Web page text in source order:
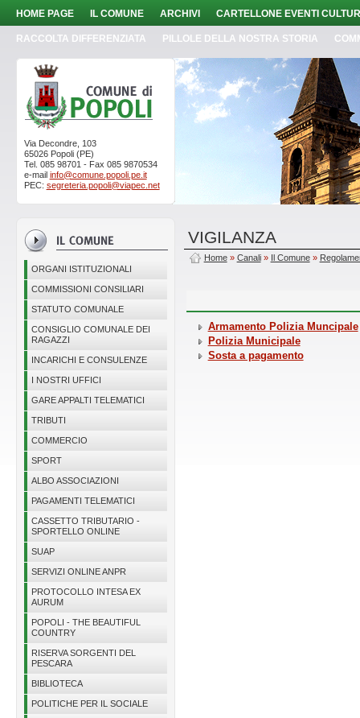
HOME PAGE IL COMUNE ARCHIVI CARTELLONE EVENTI
RACCOLTA DIFFERENZIATA PILLOLE DELLA NOSTRA STORIA
Via Decondre, 103
65026 Popoli (PE)
Tel. 085 98701 - Fax 085 9870534
e-mail info@comune.popoli.pe.it
PEC: segreteria.popoli@viapec.net
ORGANI ISTITUZIONALI
COMMISSIONI CONSILIARI
STATUTO COMUNALE
CONSIGLIO COMUNALE DEI
RAGAZZI
INCARICHI E CONSULENZE
I NOSTRI UFFICI
GARE APPALTI TELEMATICI
TRIBUTI
COMMERCIO
SPORT
ALBO ASSOCIAZIONI
PAGAMENTI TELEMATICI
CASSETTO TRIBUTARIO -
SPORTELLO ONLINE
SUAP
SERVIZI ONLINE ANPR
PROTOCOLLO INTESA EX
AURUM
POPOLI - THE BEAUTIFUL
COUNTRY
RISERVA SORGENTI DEL
PESCARA
BIBLIOTECA
POLITICHE PER IL SOCIALE
VIGILANZA
Home» Canali» Il Comune»
Armamento Polizia Muncipale
Polizia Municipale
Sosta a pagamento